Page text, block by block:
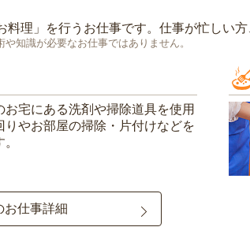
料理 」を行うお仕事です。仕事が忙しい
知識が必要なお仕事ではありません。
お宅にある洗剤や掃除道具を使用
りやお部屋の掃除・片付けなどを
お仕事詳細